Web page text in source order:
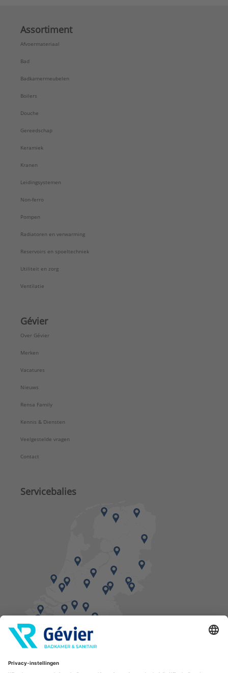
Assortiment
Afvoermateriaal
Bad
Badkamermeubelen
Boilers
Douche
Gereedschap
Keramiek
Kranen
Leidingsystemen
Non-ferro
Pompen
Radiatoren en verwarming
Reservoirs en spoeltechniek
Utiliteit en zorg
Ventilatie
Gévier
Over Gévier
Merken
Vacatures
Nieuws
Rensa Family
Kennis & Diensten
Veelgestelde vragen
Contact
Servicebalies
Vind een balie in de buurt